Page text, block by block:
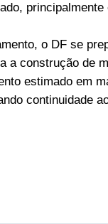
o DF se
a construção de
estimado em
continuidade